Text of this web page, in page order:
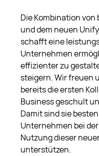
Die Kombination
und dem neuen
schafft eine
Unternehmen
effizienter zu
steigern. Wir freuen
bereits die ersten
Business geschult
Damit sind sie
Unternehmen bei
Nutzung dieser
unterstützen.